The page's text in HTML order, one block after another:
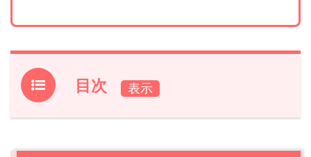
目次
1.『おちょやん』前回第2週9話のあらすじと振り返り